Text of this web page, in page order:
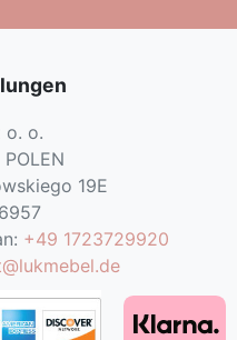
o. o.
19E
+49 1723729920